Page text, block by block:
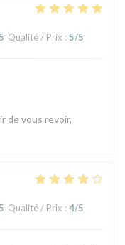
Qualité / Prix : 5/5
de vous revoir,
Qualité / Prix : 4/5